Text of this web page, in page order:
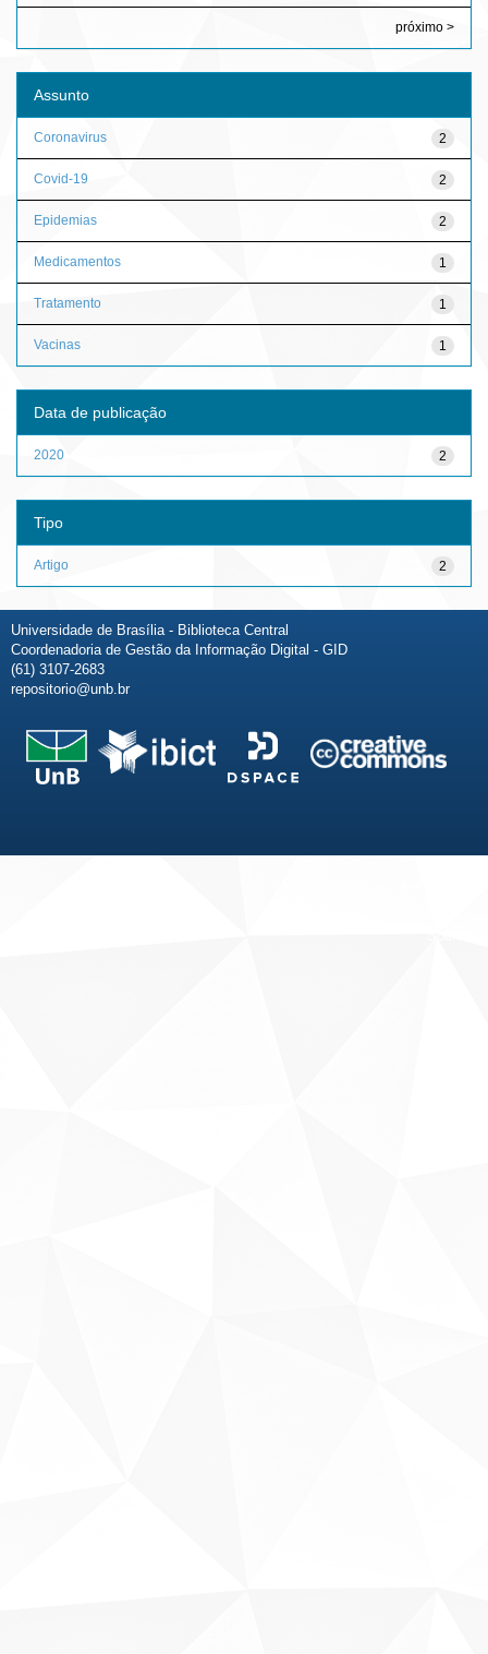
próximo >
Assunto
2
Coronavirus
2
Covid-19
2
Epidemias
1
Medicamentos
1
Tratamento
1
Vacinas
Data de publicação
2
2020
Tipo
2
Artigo
Universidade de Brasília - Biblioteca Central
Coordenadoria de Gestão da Informação Digital - GID
(61) 3107-2683
repositorio@unb.br